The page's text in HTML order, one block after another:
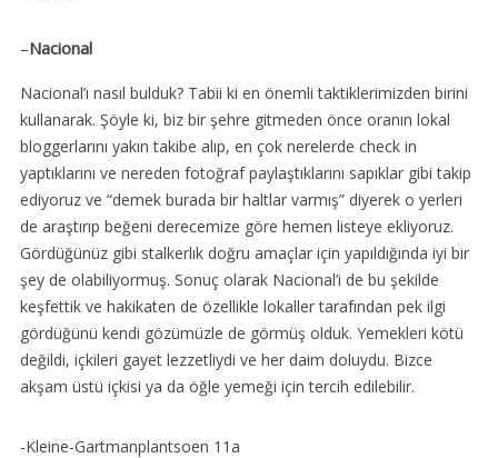
–Nacional
Nacional’ı nasıl bulduk? Tabii ki en önemli taktiklerimizden birini
kullanarak. Şöyle ki, biz bir şehre gitmeden önce oranın lokal
bloggerlarını yakın takibe alıp, en çok nerelerde check in
yaptıklarını ve nereden fotoğraf paylaştıklarını sapıklar gibi takip
ediyoruz ve “demek burada bir haltlar varmış” diyerek o yerleri
de araştırıp beğeni derecemize göre hemen listeye ekliyoruz.
Gördüğünüz gibi stalkerlık doğru amaçlar için yapıldığında iyi bir
şey de olabiliyormuş. Sonuç olarak Nacional’i de bu şekilde
keşfettik ve hakikaten de özellikle lokaller tarafından pek ilgi
gördüğünü kendi gözümüzle de görmüş olduk. Yemekleri kötü
değildi, içkileri gayet lezzetliydi ve her daim doluydu. Bizce
akşam üstü içkisi ya da öğle yemeği için tercih edilebilir.
-Kleine-Gartmanplantsoen 11a